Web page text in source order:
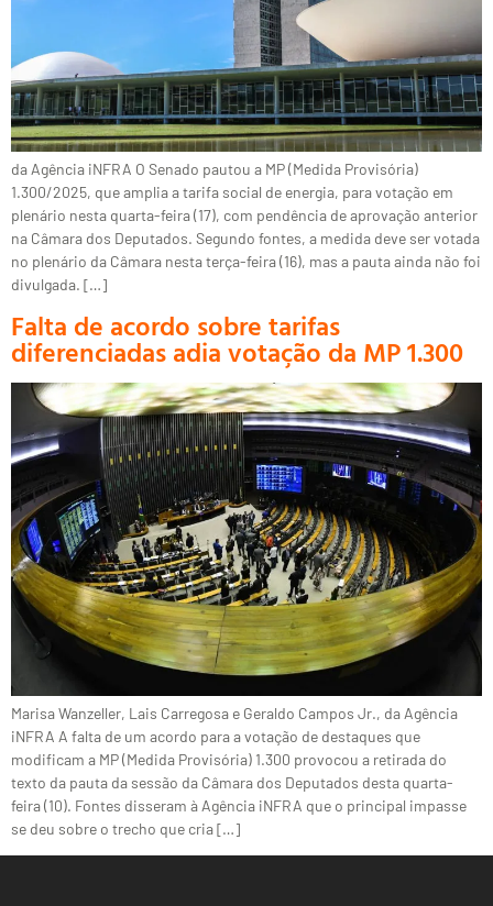
da Agência iNFRA O Senado pautou a MP (Medida Provisória)
1.300/2025, que amplia a tarifa social de energia, para votação em
plenário nesta quarta-feira (17), com pendência de aprovação anterior
na Câmara dos Deputados. Segundo fontes, a medida deve ser votada
no plenário da Câmara nesta terça-feira (16), mas a pauta ainda não foi
divulgada. […]
Falta de acordo sobre tarifas
diferenciadas adia votação da MP 1.300
Marisa Wanzeller, Lais Carregosa e Geraldo Campos Jr., da Agência
iNFRA A falta de um acordo para a votação de destaques que
modificam a MP (Medida Provisória) 1.300 provocou a retirada do
texto da pauta da sessão da Câmara dos Deputados desta quarta-
feira (10). Fontes disseram à Agência iNFRA que o principal impasse
se deu sobre o trecho que cria […]